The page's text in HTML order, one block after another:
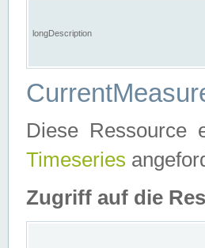
longDescription
Diese Ressource
Timeseries
Zugriff auf die